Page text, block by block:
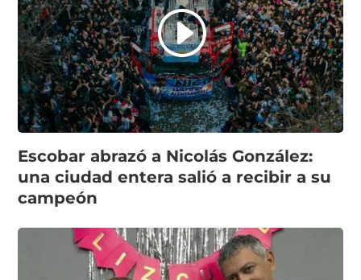
Escobar abrazó a Nicolás González:
una ciudad entera salió a recibir a su
campeón